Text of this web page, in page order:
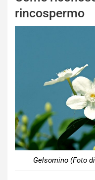
rincospermo
Gelsomino (Foto